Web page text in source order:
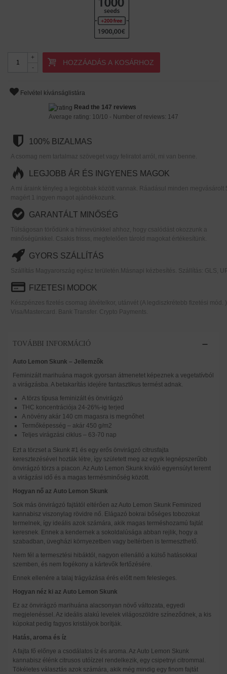
-
+
HOZZÁADÁS A KOSÁRHOZ
Felvétel kívánságlistára
Read the 147 reviews
Average rating: 10/10 - Number of reviews: 147
100% BIZALMAS
A csomag nem tartalmaz szöveget vagy feliratot arról, mi van benne.
LEGJOBB ÁR ÉS INGYENES MAGOK
A mi áraink tényleg a legjobbak között vannak. Ráadásul minden megvásárolt
magért 1 ingyen magot ajándékozunk.
GARANTÁLT MINŐSÉG
Túlságosan törődünk a hírnevünkkel ahhoz, hogy csalódást okozzunk a
minőségünkkel. Csakis frisss, megfelelően tárold magokat értékesítünk.
GYORS SZÁLLÍTÁS
Szállítás Magyarország egész területén.Másnapi kézbesítés. Szállítás: GLS,
FIZETESI MODOK
Készpénzes fizetés csomag átvételkor, utánvét (A legdiszkrétebb fizetési mód.
Visa/Mastercard. Bank Transfer. Crypto Payments.
TOVÁBBI INFORMÁCIÓ
Auto Lemon Skunk – Jellemzők
Feminizált marihuána magok gyorsan átmenetet képeznek a vegetatívból
a virágzásba. A betakarítás idejére fantasztikus termést adnak.
A törzs típusa feminizált és önvirágzó
THC koncentrációja 24-26%-ig terjed
A növény akár 140 cm magasra is megnőhet
Termőképesség – akár 450 g/m2
Teljes virágzási ciklus – 63-70 nap
Ezt a törzset a Skunk #1 és egy erős önvirágzó citrusfajta
keresztezésével hozták létre, így született meg az egyik legnépszerűbb
önvirágzó törzs a piacon. Az Auto Lemon Skunk kiváló egyensúlyt teremt
a virágzási idő és a magas termésminőség között.
Hogyan nő az Auto Lemon Skunk
Sok más önvirágzó fajtától eltérően az Auto Lemon Skunk Feminized
kannabisz viszonylag rövidre nő. Elágazó bokrai bőséges tobozokat
termelnek, így ideális azok számára, akik magas terméshozamú fajtát
keresnek. Ennek a kendernek a sokoldalúsága abban rejlik, hogy a
szabadban, üvegházi környezetben vagy beltérben is termeszthető.
Nem fél a termesztési hibáktól, nagyon ellenálló a külső hatásokkal
szemben, és nem fogékony a kártevők fertőzésére.
Ennek ellenére a talaj trágyázása érés előtt nem felesleges.
Hogyan néz ki az Auto Lemon Skunk
Ez az önvirágzó marihuána alacsonyan növő változata, egyedi
megjelenéssel. Az ideális alakú levelek világoszöldre színeződnek, a kis
kúpokat pedig fagyos kristályok borítják.
Hatás, aroma és íz
A fajta fő előnye a csodálatos íz és aroma. Az Auto Lemon Skunk
kannabisz élénk citrusos utóízzel rendelkezik, egy csipetnyi citrommal.
Tökéletes választás azok számára, akik még mindig egy finom fajtát